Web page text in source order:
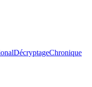
DécryptageChronique